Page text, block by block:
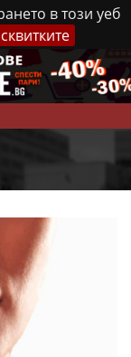
в този уеб
Контакти